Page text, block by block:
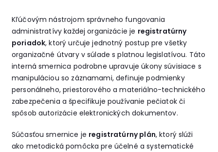
Kľúčovým nástrojom správneho fungovania
administratívy každej organizácie je registratúrny
poriadok, ktorý určuje jednotný postup pre všetky
organizačné útvary v súlade s platnou legislatívou. Táto
interná smernica podrobne upravuje úkony súvisiace s
manipuláciou so záznamami, definuje podmienky
personálneho, priestorového a materiálno-technického
zabezpečenia a špecifikuje používanie pečiatok či
spôsob autorizácie elektronických dokumentov.
Súčasťou smernice je registratúrny plán, ktorý slúži
ako metodická pomôcka pre účelné a systematické